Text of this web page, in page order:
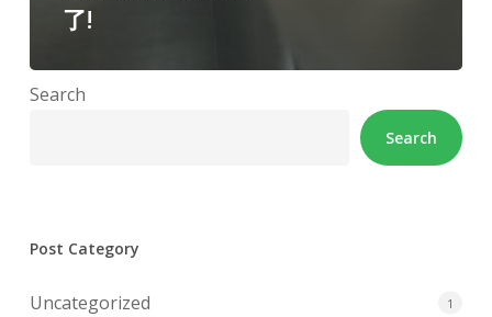
了!
Search
Search
Post Category
Uncategorized 1